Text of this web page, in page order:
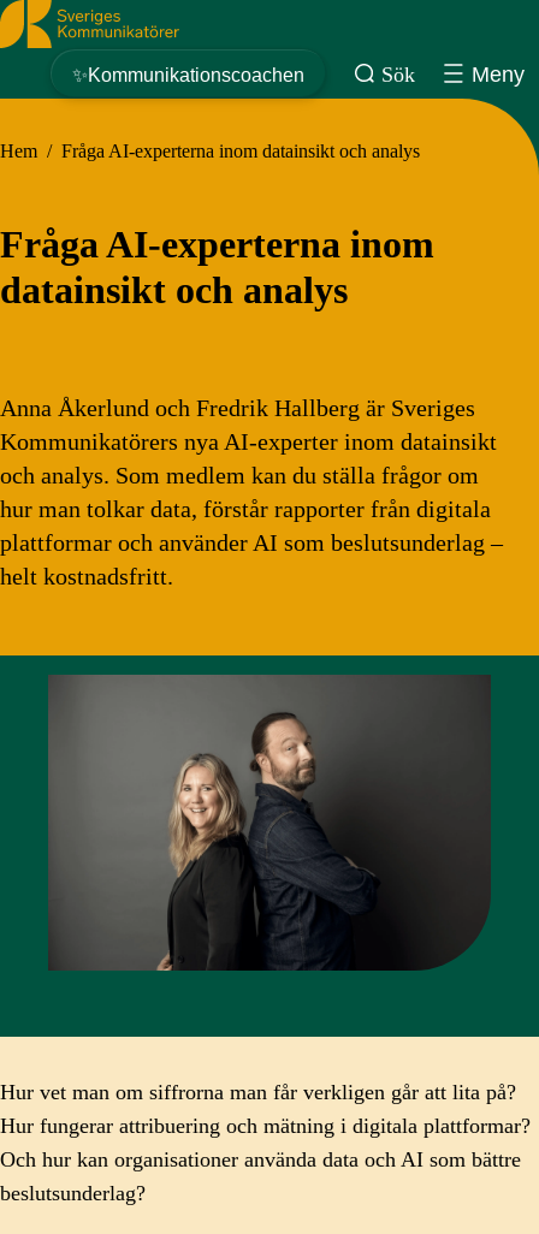
Sveriges Kommunikatörer
✨Kommunikationscoachen Sök Meny
Hem / Fråga AI-experterna inom datainsikt och analys
Fråga AI-experterna inom
datainsikt och analys
Anna Åkerlund och Fredrik Hallberg är Sveriges
Kommunikatörers nya AI-experter inom datainsikt
och analys. Som medlem kan du ställa frågor om
hur man tolkar data, förstår rapporter från digitala
plattformar och använder AI som beslutsunderlag –
helt kostnadsfritt.
Hur vet man om siffrorna man får verkligen går att lita på?
Hur fungerar attribuering och mätning i digitala plattformar?
Och hur kan organisationer använda data och AI som bättre
beslutsunderlag?